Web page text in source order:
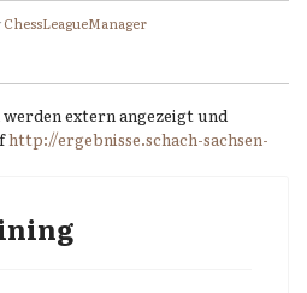
ChessLeagueManager
extern angezeigt und
http://ergebnisse.schach-sachsen-